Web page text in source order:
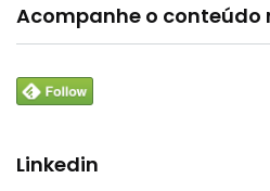
Acompanhe o conteúdo
Linkedin